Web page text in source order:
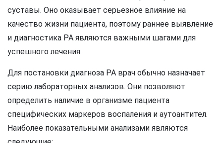
суставы. Оно оказывает серьезное влияние на
качество жизни пациента, поэтому раннее выявление
и диагностика РА являются важными шагами для
успешного лечения.
Для постановки диагноза РА врач обычно назначает
серию лабораторных анализов. Они позволяют
определить наличие в организме пациента
специфических маркеров воспаления и аутоантител.
Наиболее показательными анализами являются